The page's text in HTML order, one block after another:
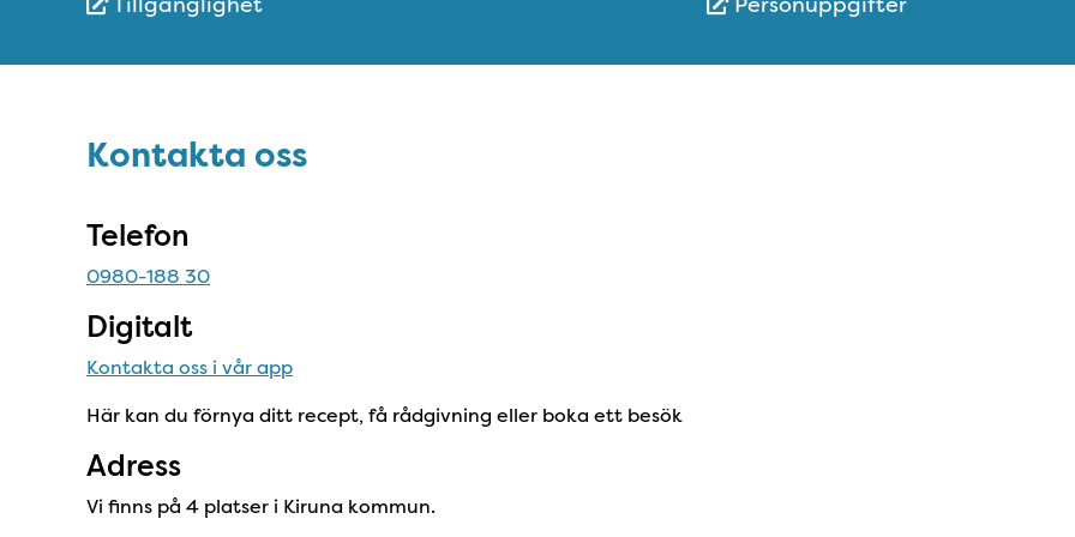
Snabblänkar
Kontakta oss
Kontakta oss
Telefon
0980-188 30
Digitalt
Kontakta oss i vår app
Här kan du förnya ditt recept, få rådgivning eller boka ett besök
Adress
Vi finns på 4 platser i Kiruna kommun.